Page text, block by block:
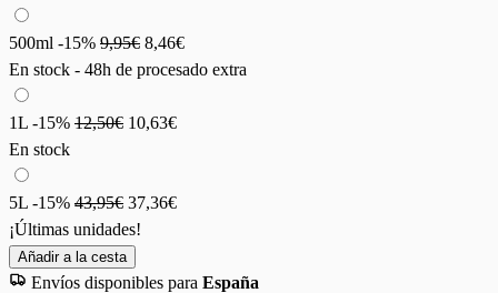
500ml -15% 9,95€ 8,46€
En stock - 48h de procesado extra
1L -15% 12,50€ 10,63€
En stock
5L -15% 43,95€ 37,36€
¡Últimas unidades!
Añadir a la cesta
Envíos disponibles para España